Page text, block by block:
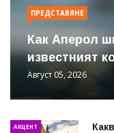
ПРЕДСТАВЯНЕ
Как Аперол
известният
Август 05, 2026
АКЦЕНТ